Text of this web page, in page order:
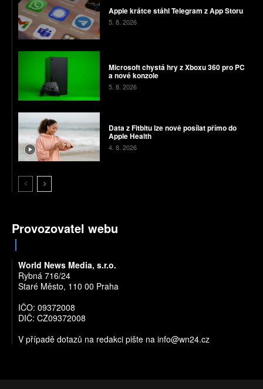
Apple krátce stáhl Telegram z App Storu
5. 8. 2026
Microsoft chystá hry z Xboxu 360 pro PC
a nové konzole
5. 8. 2026
Data z Fitbitu lze nově posílat přímo do
Apple Health
4. 8. 2026
Provozovatel webu
World News Media, s.r.o.
Rybná 716/24
Staré Město, 110 00 Praha
IČO: 09372008
DIČ: CZ09372008
V případě dotazů na redakci pište na info@wn24.cz